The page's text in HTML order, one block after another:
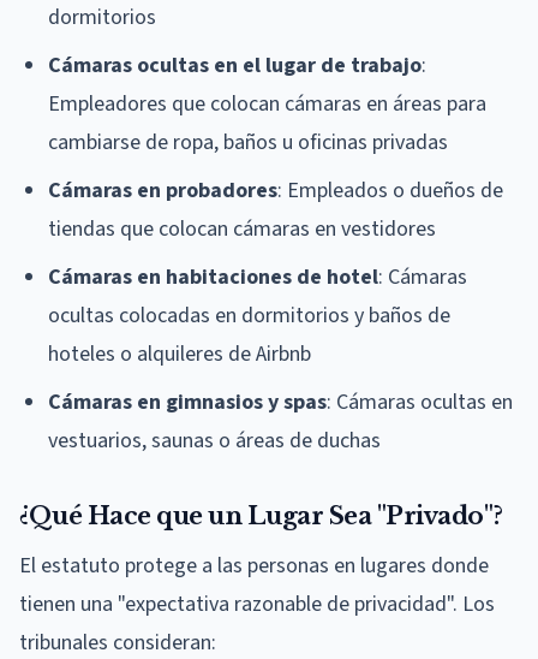
dormitorios
Cámaras ocultas en el lugar de trabajo:
Empleadores que colocan cámaras en áreas para
cambiarse de ropa, baños u oficinas privadas
Cámaras en probadores: Empleados o dueños de
tiendas que colocan cámaras en vestidores
Cámaras en habitaciones de hotel: Cámaras
ocultas colocadas en dormitorios y baños de
hoteles o alquileres de Airbnb
Cámaras en gimnasios y spas: Cámaras ocultas en
vestuarios, saunas o áreas de duchas
¿Qué Hace que un Lugar Sea "Privado"?
El estatuto protege a las personas en lugares donde
tienen una "expectativa razonable de privacidad". Los
tribunales consideran: